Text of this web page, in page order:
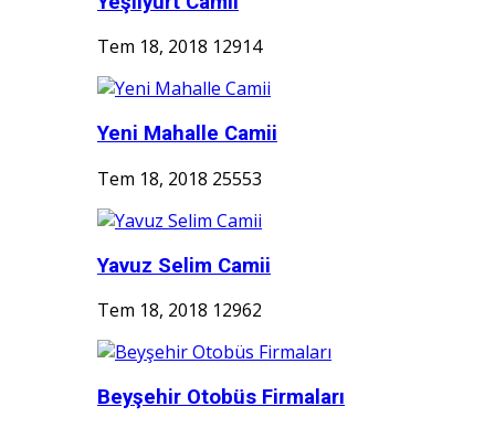
Tem 18, 2018 12914
Yeni Mahalle Camii
Tem 18, 2018 25553
Yavuz Selim Camii
Tem 18, 2018 12962
Beyşehir Otobüs Firmaları